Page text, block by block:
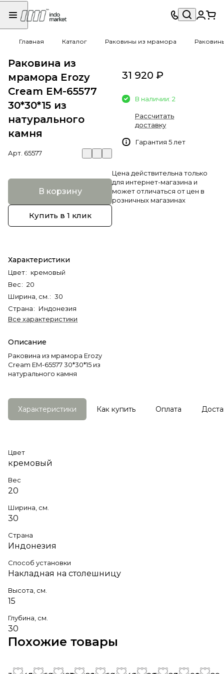
Главная Каталог Раковины из мрамора
Раковина из
мрамора Erozy
Cream EM-65577
30*30*15 из
натурального
камня
Арт. 65577
В корзину
Купить в 1 клик
Характеристики
Цвет: кремовый
Вес: 20
Ширина, см. : 30
Страна: Индонезия
Все характеристики
Описание
Раковина из мрамора Erozy
Cream EM-65577 30*30*15 из
натурального камня
31 920 ₽
В наличии: 2
Рассчитать
доставку
Гарантия 5 лет
Цена действительна только
для интернет-магазина и
может отличаться от цен в
розничных магазинах
Характеристики Как купить Оплата
Цвет
кремовый
Вес
20
Ширина, см.
30
Страна
Индонезия
Способ установки
Накладная на столешницу
Высота, см.
15
Глубина, см.
30
Похожие товары